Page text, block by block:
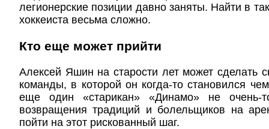
легионерские позиции давно заняты. Найти в
хоккеиста весьма сложно.
Кто еще может прийти
Алексей Яшин на старости лет может сделать
команды, в которой он когда-то становился
еще один «старикан» «Динамо» не
возвращения традиций и болельщиков на
пойти на этот рискованный шаг.